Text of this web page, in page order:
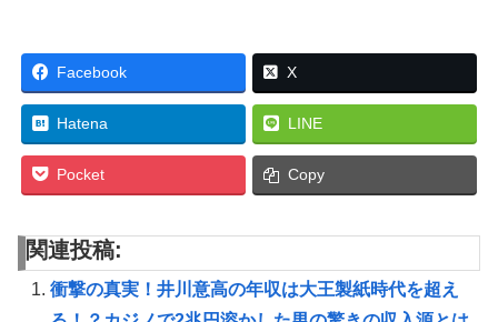
Facebook X
Hatena LINE
Pocket Copy
関連投稿:
衝撃の真実！井川意高の年収は大王製紙時代を超え